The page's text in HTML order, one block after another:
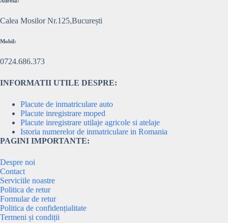
Calea Mosilor Nr.125,București
Mobil:
0724.686.373
INFORMATII UTILE DESPRE:
Placute de inmatriculare auto
Placute inregistrare moped
Placute inregistrare utilaje agricole si atelaje
Istoria numerelor de inmatriculare in Romania
PAGINI IMPORTANTE:
Despre noi
Contact
Serviciile noastre
Politica de retur
Formular de retur
Politica de confidențialitate
Termeni și condiții